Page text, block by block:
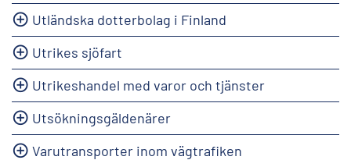
Utländska dotterbolag i Finland
Utrikes sjöfart
Utrikeshandel med varor och tjänster
Utsökningsgäldenärer
Varutransporter inom vägtrafiken